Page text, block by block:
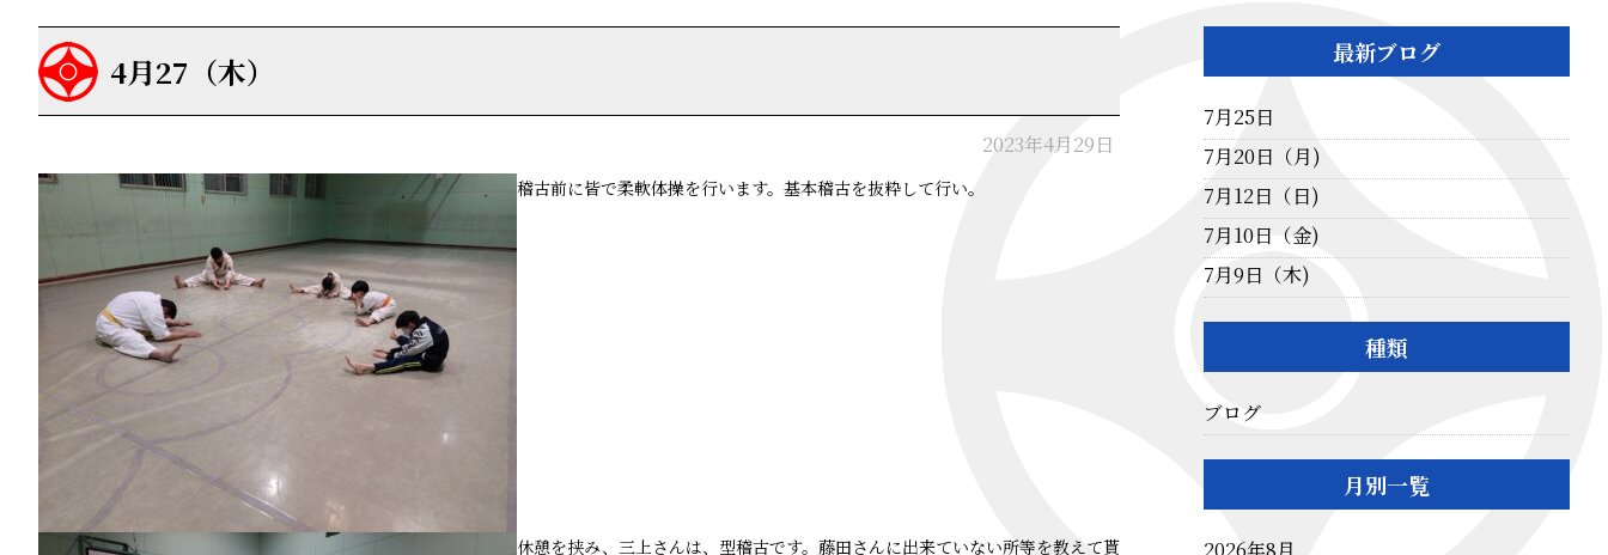
4月27（木）
2023年4月29日
稽古前に皆で柔軟体操を行います。基本稽古を抜粋して行い。
休憩を挟み、三上さんは、型稽古です。藤田さんに出来ていない所等を教えて貰
最新ブログ
7月25日
7月20日（月)
7月12日（日)
7月10日（金)
7月9日（木)
種類
ブログ
月別一覧